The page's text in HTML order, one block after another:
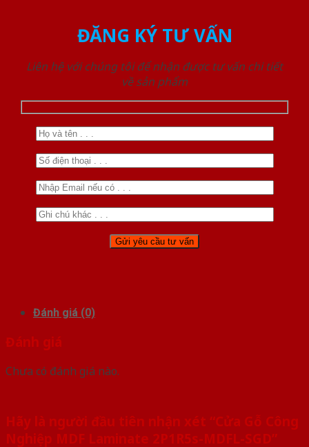
ĐĂNG KÝ TƯ VẤN
Liên hệ với chúng tôi để nhận được tư vấn chi tiết
về sản phẩm
Đánh giá (0)
Đánh giá
Chưa có đánh giá nào.
Hãy là người đầu tiên nhận xét “Cửa Gỗ Công
Nghiệp MDF Laminate 2P1R5s-MDFL-SGD”